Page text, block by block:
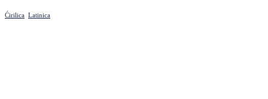
Ćirilica Latinica